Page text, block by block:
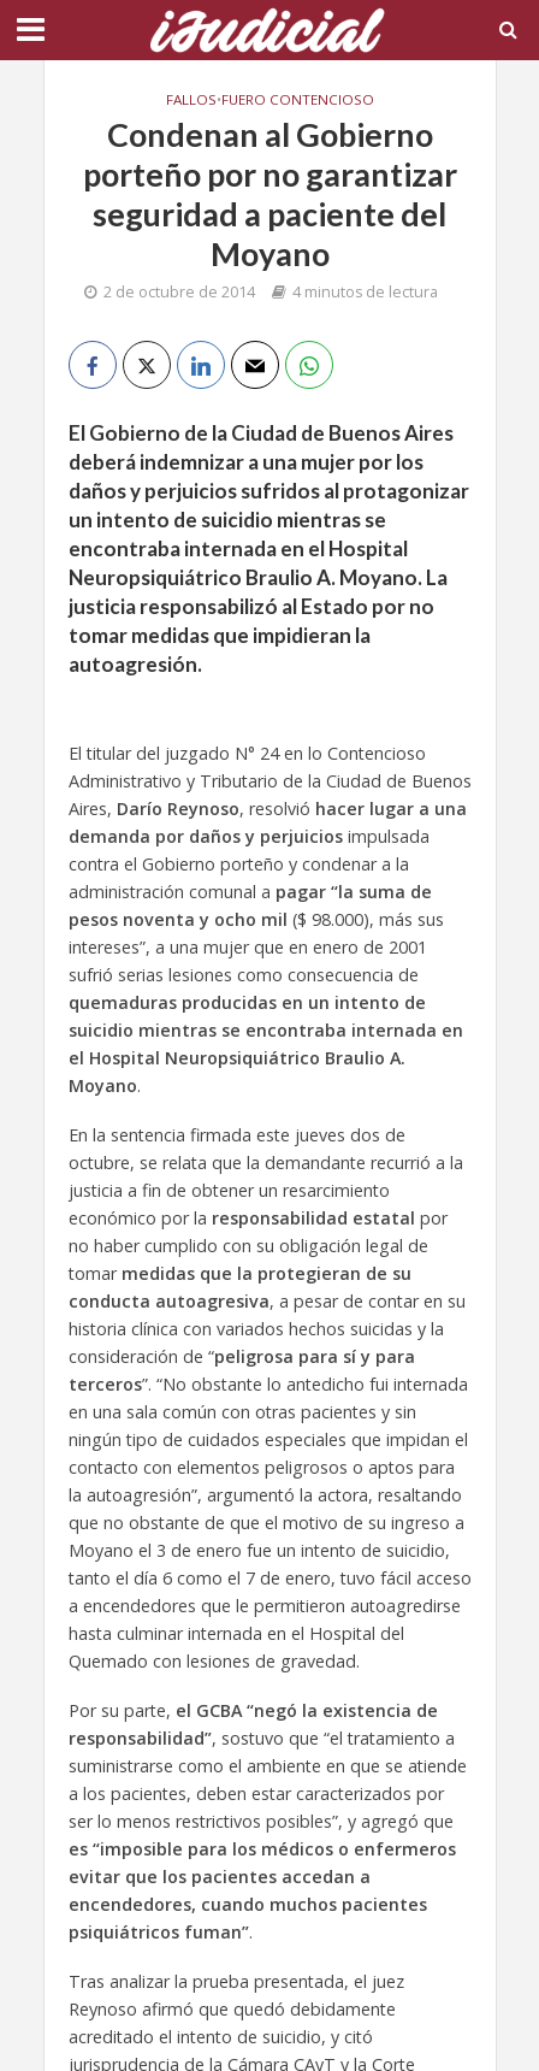
FALLOS•FUERO CONTENCIOSO
Condenan al Gobierno
porteño por no garantizar
seguridad a paciente del
Moyano
2 de octubre de 2014 4 minutos de lectura
El Gobierno de la Ciudad de Buenos Aires
deberá indemnizar a una mujer por los
daños y perjuicios sufridos al protagonizar
un intento de suicidio mientras se
encontraba internada en el Hospital
Neuropsiquiátrico Braulio A. Moyano. La
justicia responsabilizó al Estado por no
tomar medidas que impidieran la
autoagresión.
El titular del juzgado N° 24 en lo Contencioso
Administrativo y Tributario de la Ciudad de Buenos
Aires, Darío Reynoso, resolvió hacer lugar a una
demanda por daños y perjuiciosimpulsada
contra el Gobierno porteño y condenar a la
administración comunal a pagar “la suma de
pesos noventa y ocho mil ($ 98.000), más sus
intereses”, a una mujer que en enero de 2001
sufrió serias lesiones como consecuencia de
quemaduras producidas en un intento de
suicidio mientras se encontraba internada en
el Hospital Neuropsiquiátrico Braulio A.
Moyano.
En la sentencia firmada este jueves dos de
octubre, se relata que la demandante recurrió a la
justicia a fin de obtener un resarcimiento
económico por la responsabilidad estatal por
no haber cumplido con su obligación legal de
tomar medidas que la protegieran de su
conducta autoagresiva, a pesar de contar en su
historia clínica con variados hechos suicidas y la
consideración de “peligrosa para sí y para
terceros”. “No obstante lo antedicho fui internada
en una sala común con otras pacientes y sin
ningún tipo de cuidados especiales que impidan el
contacto con elementos peligrosos o aptos para
la autoagresión”, argumentó la actora, resaltando
que no obstante de que el motivo de su ingreso a
Moyano el 3 de enero fue un intento de suicidio,
tanto el día 6 como el 7 de enero, tuvo fácil acceso
a encendedores que le permitieron autoagredirse
hasta culminar internada en el Hospital del
Quemado con lesiones de gravedad.
Por su parte, el GCBA “negó la existencia de
responsabilidad”, sostuvo que “el tratamiento a
suministrarse como el ambiente en que se atiende
a los pacientes, deben estar caracterizados por
ser lo menos restrictivos posibles”, y agregó que
es “imposible para los médicos o enfermeros
evitar que los pacientes accedan a
encendedores, cuando muchos pacientes
psiquiátricos fuman”.
Tras analizar la prueba presentada, el juez
Reynoso afirmó que quedó debidamente
acreditado el intento de suicidio, y citó
jurisprudencia de la Cámara CAyT y la Corte